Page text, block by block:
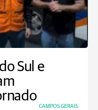
Sul e
CAMPOS GERAIS